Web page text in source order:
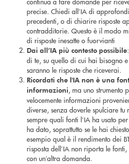
precise. Chiedi all’IA di
precedenti, o di chiarire risposte
contradditorie. Questo è il modo
di risposte inesatte o fuorvianti
Dai all’IA più contesto possibile
di te, su quello di cui hai bisogno
saranno le risposte che riceverai.
Ricordati che l'IA non è una
informazioni, ma uno strumento
velocemente informazioni
diverse, senza doverle spulciare tu
sempre quali fonti l’IA ha usato
ha dato, soprattutto se le hai
esempio qual è il rendimento dei
risposta dell’IA non riporta le
con un’altra domanda.